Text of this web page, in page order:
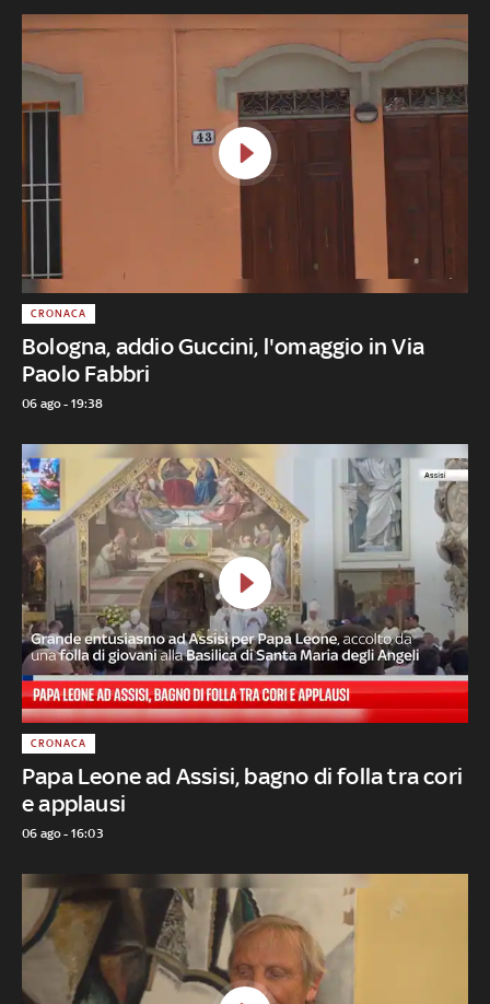
Bologna, addio Guccini, l'omaggio in Via
Paolo Fabbri
CRONACA
06 ago - 19:38
Papa Leone ad Assisi, bagno di folla tra cori
e applausi
CRONACA
06 ago - 16:03